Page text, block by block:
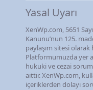
Yasal Uyarı
XenWp.com, 5651
Kanunu’nun 125.
paylaşım sitesi
Platformumuzda yer
hukuki ve cezai
aittir. XenWp.com,
içeriklerden dolayı